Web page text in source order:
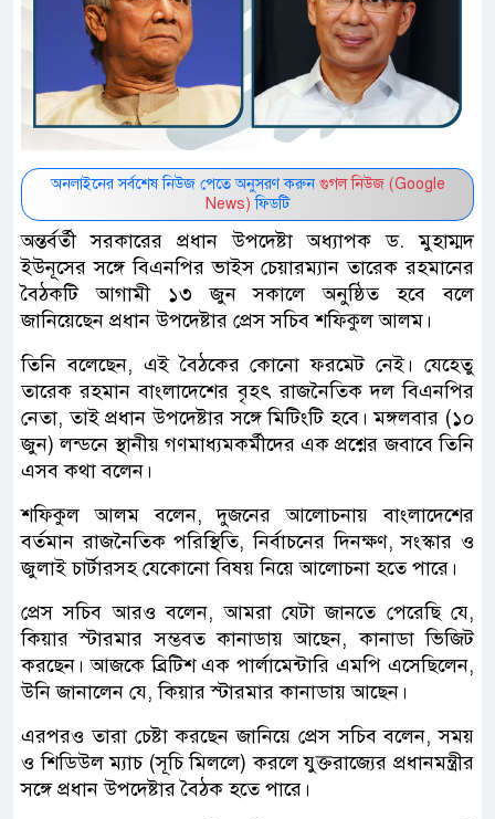
অনলাইনের সর্বশেষ নিউজ পেতে অনুসরণ করুন গুগল নিউজ (Google
News) ফিডটি
অন্তর্বর্তী সরকারের প্রধান উপদেষ্টা অধ্যাপক ড. মুহাম্মদ
ইউনূসের সঙ্গে বিএনপির ভাইস চেয়ারম্যান তারেক রহমানের
বৈঠকটি আগামী ১৩ জুন সকালে অনুষ্ঠিত হবে বলে
জানিয়েছেন প্রধান উপদেষ্টার প্রেস সচিব শফিকুল আলম।
তিনি বলেছেন, এই বৈঠকের কোনো ফরমেট নেই। যেহেতু
তারেক রহমান বাংলাদেশের বৃহৎ রাজনৈতিক দল বিএনপির
নেতা, তাই প্রধান উপদেষ্টার সঙ্গে মিটিংটি হবে। মঙ্গলবার (১০
জুন) লন্ডনে স্থানীয় গণমাধ্যমকর্মীদের এক প্রশ্নের জবাবে তিনি
এসব কথা বলেন।
শফিকুল আলম বলেন, দুজনের আলোচনায় বাংলাদেশের
বর্তমান রাজনৈতিক পরিস্থিতি, নির্বাচনের দিনক্ষণ, সংস্কার ও
জুলাই চার্টারসহ যেকোনো বিষয় নিয়ে আলোচনা হতে পারে।
প্রেস সচিব আরও বলেন, আমরা যেটা জানতে পেরেছি যে,
কিয়ার স্টারমার সম্ভবত কানাডায় আছেন, কানাডা ভিজিট
করছেন। আজকে ব্রিটিশ এক পার্লামেন্টারি এমপি এসেছিলেন,
উনি জানালেন যে, কিয়ার স্টারমার কানাডায় আছেন।
এরপরও তারা চেষ্টা করছেন জানিয়ে প্রেস সচিব বলেন, সময়
ও শিডিউল ম্যাচ (সূচি মিললে) করলে যুক্তরাজ্যের প্রধানমন্ত্রীর
সঙ্গে প্রধান উপদেষ্টার বৈঠক হতে পারে।